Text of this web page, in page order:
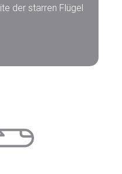
der starren Flügel